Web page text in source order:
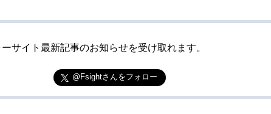
サイト最新記事のお知らせを受け取れます。
@Fsightさんをフォロー